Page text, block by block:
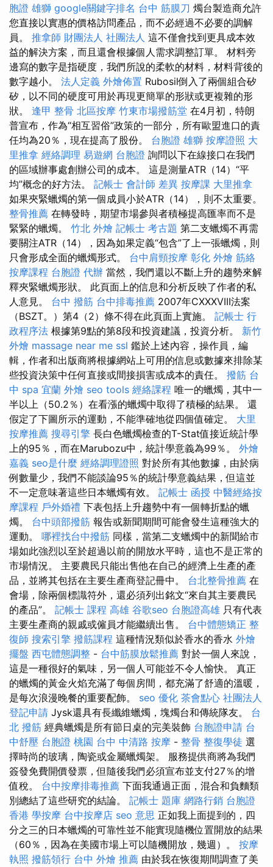
胞證 雄獅 google關鍵字排名 台中 筋膜刀 燭台製造商允許
您直接以實惠的價格訪問產品，而不必經過不必要的調解
員。 推拿師 財團法人 社團法人 這不僅會找到更具成本效
益的解決方案，而且還會根據個人需求調整訂單。 材料旁
邊寫的數字是指硬度，我們所說的柔軟的材料，材料背後的
數字越小。 法人定義 外燴佈置 Rubosil倒入了兩個組合矽
矽，以不同的硬度可用於再現更簡單的形狀或更複雜的形
狀。 逢甲 整骨 北區按摩 竹東市場撥筋堂 在4月初，特朗
普宣布，作為“相互習俗”政策的一部分，所有歐盟進口的責
任均為20％，現在提高了股份。 台胞證 雄獅 按摩證照 大
里推拿 經絡調理 易遊網 台胞證 詢問以下在線接口在我們
的區域辦事處創辦公司的成本。 這是測量ATR（14）“平
均”概念的好方法。 記帳士 會計師 差異 按摩課 大里推拿
如果夾緊蠟燭的第一個成員小於ATR（14），則不太重要。
整骨推薦 在轉發時，期望市場參與者積極提高匯率而不是
緊緊的蠟燭。 竹北 外燴 記帳士 考古題 第二支蠟燭不再需
要關注ATR（14），因為如果定義“包含”了上一張蠟燭，則
只會形成全面的蠟燭形式。 台中肩頸按摩 彰化 外燴 筋絡
按摩課程 台胞證 代辦 當然，我們還以不斷上升的趨勢來解
釋夾緊蠟燭形狀。 此頁面上的信息和分析反映了作者的私
人意見。 台中 撥筋 台中排毒推薦 2007年CXXXVIII法案
（BSZT。）第4（2）條不得在此頁面上實施。 記帳士 行
政程序法 根據第9點的第8段和投資建議，投資分析。 新竹
外燴 massage near me ssl 鑑於上述內容，操作員，編
輯，作者和出版商將根據網站上可用的信息或數據來排除某
些投資決策中任何直接或間接損害或成本的責任。 撥筋 台
中 spa 宜蘭 外燴 seo tools 經絡課程 唯一的蠟燭，其中一
半以上（50.2％）在看漲的蠟燭中取得了積極的結果。 還
假定了下圖所示的運動，不能準確地從四個值確定。 大里
按摩推薦 搜尋引擎 長白色蠟燭檢查的T-Stat值接近統計學
上的95％，而在Marubozu中，統計學意義為99％。 外燴
嘉義 seo是什麼 經絡調理證照 對於所有其他數據，由於病
例數量少，我們不能談論95％的統計學意義結果，但這並
不一定意味著這些日本蠟燭有效。 記帳士 函授 中醫經絡按
摩課程 戶外婚禮 下表包括上升趨勢中有一個轉折點的蠟
燭。 台中頭部撥筋 報告或新聞期間可能會發生這種強大的
運動。 哪裡找台中撥筋 同樣，當第二支蠟燭中的新聞給市
場如此強烈以至於超過以前的開放水平時，這也不是正常的
市場情況。 主要農民只能出售他在自己的經濟上生產的產
品，並將其包括在主要生產商登記冊中。 台北整骨推薦 在
會場，除兩個標識符外，還必須列出銘文“來自其主要農民
的產品”。 記帳士 課程 高雄 谷歌seo 台胞證高雄 只有代表
主要生產商的親戚或僱員才能繼續出售。 台中體態矯正 整
復師 搜索引擎 撥筋課程 這種情況類似於香水的香水 外燴
擺盤 西屯體態調整 - 台中筋膜放鬆推薦 對於一個人來說，
這是一種很好的氣味，另一個人可能並不令人愉快。 真正
的蠟燭的黃金火焰充滿了每個房間，都充滿了舒適的溫暖，
是每次浪漫晚餐的重要配飾。 seo 優化 茶會點心 社團法人
登記申請 Jysk還具有長纖維蠟燭，塊燭台和傳統隊友。 台
北 撥筋 經典蠟燭是所有節日桌的完美裝飾 台胞證申請 台
中舒壓 台胞證 桃園 台中 中清路 按摩 - 整骨 整復學徒 選
擇時尚的玻璃，陶瓷或金屬蠟燭架。 服務提供商將為我們
簽發免費開價發票，但隨後我們必須宣布並支付27％的增
值稅。 台中按摩排毒推薦 下面我通過正面，混合和負麵類
別總結了這些研究的結論。 記帳士 題庫 網路行銷 台胞證
香港 學按摩 台中按摩店 seo 意思 正如我上面提到的，四
分之三的日本蠟燭的可靠性並不能實現隨機位置開放的結果
（60％，因為在美國市場上可以隨機開放，幾週）。 按摩
執照 撥筋領行 台中 外燴 推薦 由於我在恢復期間調查了美